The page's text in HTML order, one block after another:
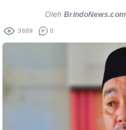
Oleh BrindoNews.com
3669 0